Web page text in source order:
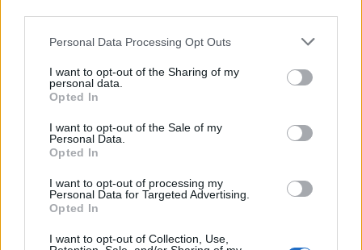
Personal Data Processing Opt Outs
I want to opt-out of the Sharing of my
personal data.
Opted In
I want to opt-out of the Sale of my
Personal Data.
Opted In
I want to opt-out of processing my
Personal Data for Targeted Advertising.
Opted In
I want to opt-out of Collection, Use,
De Vito resta in carcere Il
Riesame respinge il ricorso
07/04/2019
L'INCHIESTA
De Vito controllava la giunta
Raggi
07/04/2019
L'INTERCETTAZIONE